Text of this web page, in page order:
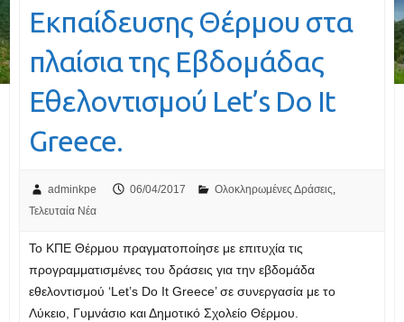
Εκπαίδευσης Θέρμου στα
πλαίσια της Εβδομάδας
Εθελοντισμού Let’s Do It
Greece.
adminkpe 06/04/2017 Ολοκληρωμένες Δράσεις,
Τελευταία Νέα
Το ΚΠΕ Θέρμου πραγματοποίησε με επιτυχία τις
προγραμματισμένες του δράσεις για την εβδομάδα
εθελοντισμού ‘Let’s Do It Greece’ σε συνεργασία με το
Λύκειο, Γυμνάσιο και Δημοτικό Σχολείο Θέρμου.